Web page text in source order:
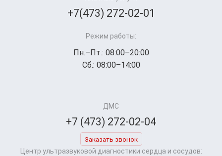
+7(473) 272-02-01
Режим работы:
Пн.–Пт.: 08:00–20:00
Сб.: 08:00–14:00
ДМС
+7 (473) 272-02-04
Заказать звонок
Центр ультразвуковой диагностики сердца и сосудов: